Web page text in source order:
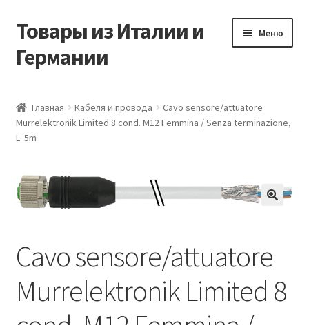
Перейти
навигации
Перейти
содержимому
Товары из Италии и
Германии
Меню
Виды доставки
Контакты
Мой аккаунт
Главная Кабеля и провода
Cavo sensore/attuatore
Murrelektronik Limited 8 cond. M12 Femmina / Senza terminazione,
L. 5m
Cavo sensore/attuatore
Murrelektronik Limited 8